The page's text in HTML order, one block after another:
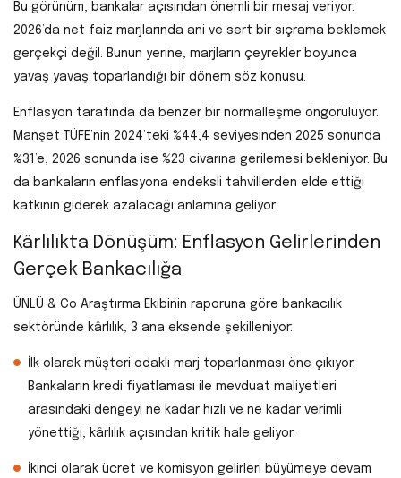
Bu görünüm, bankalar açısından önemli bir mesaj veriyor:
2026’da net faiz marjlarında ani ve sert bir sıçrama beklemek
gerçekçi değil. Bunun yerine, marjların çeyrekler boyunca
yavaş yavaş toparlandığı bir dönem söz konusu.
Enflasyon tarafında da benzer bir normalleşme öngörülüyor.
Manşet TÜFE’nin 2024’teki %44,4 seviyesinden 2025 sonunda
%31’e, 2026 sonunda ise %23 civarına gerilemesi bekleniyor. Bu
da bankaların enflasyona endeksli tahvillerden elde ettiği
katkının giderek azalacağı anlamına geliyor.
Kârlılıkta Dönüşüm: Enflasyon Gelirlerinden
Gerçek Bankacılığa
ÜNLÜ & Co Araştırma Ekibinin raporuna göre bankacılık
sektöründe kârlılık, 3 ana eksende şekilleniyor:
İlk olarak müşteri odaklı marj toparlanması öne çıkıyor.
Bankaların kredi fiyatlaması ile mevduat maliyetleri
arasındaki dengeyi ne kadar hızlı ve ne kadar verimli
yönettiği, kârlılık açısından kritik hale geliyor.
İkinci olarak ücret ve komisyon gelirleri büyümeye devam